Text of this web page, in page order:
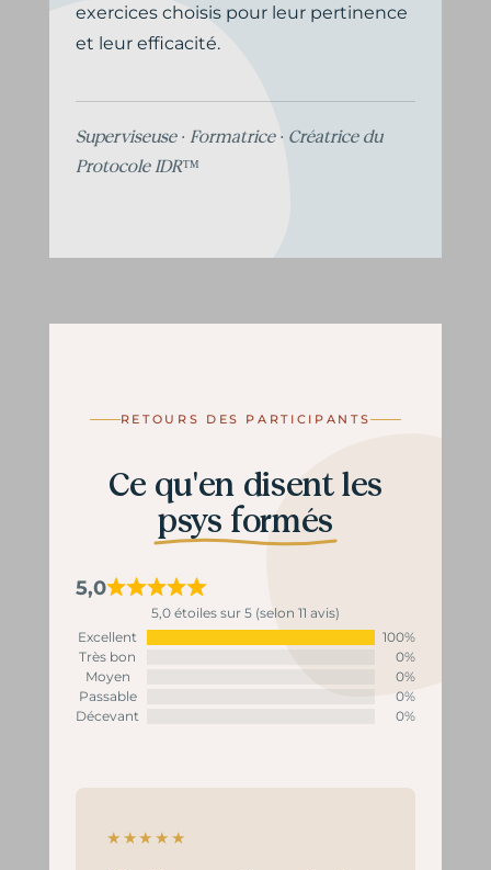
exercices choisis pour leur pertinence
et leur efficacité.
Superviseuse · Formatrice · Créatrice du
Protocole IDR™
RETOURS DES PARTICIPANTS
Ce qu'en disent les
psys formés
5,0
5,0 étoiles sur 5 (selon 11 avis)
Excellent
100%
Très bon
0%
Moyen
0%
Passable
0%
Décevant
0%
★★★★★